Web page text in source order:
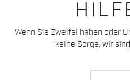
Wenn Sie Zweifel haben oder
keine Sorge, wir